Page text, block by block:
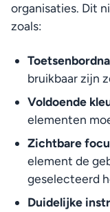
organisaties. Dit
zoals:
bruikbaar zijn
Voldoende
elementen
Zichtbare
element de
geselecteerd
Duidelijke